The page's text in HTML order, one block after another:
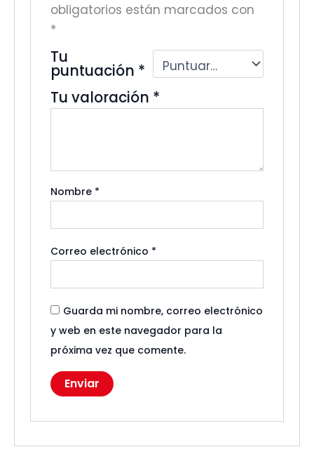
obligatorios están marcados con
*
Tu
puntuación *
Tu valoración *
Nombre *
Correo electrónico *
Guarda mi nombre, correo electrónico
y web en este navegador para la
próxima vez que comente.